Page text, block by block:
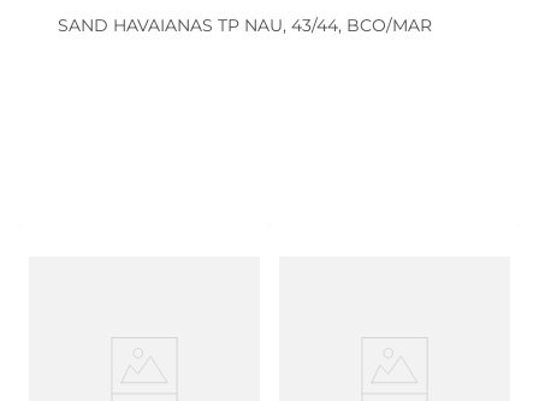
SAND HAVAIANAS TP NAU, 43/44, BCO/MAR